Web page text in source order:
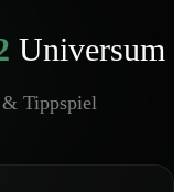
Universum
Tippspiel